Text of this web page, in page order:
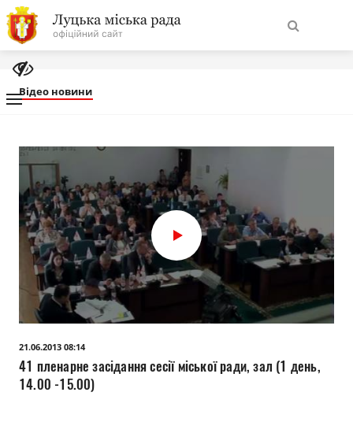
На
головну
НавігаціяПро місто
Міська влада
Міська рада
Бюджет
Публічна інформація
Прозорість влади
Відео новини
21.06.2013 08:14
41 пленарне засідання сесії міської ради, зал (1 день,
14.00 -15.00)